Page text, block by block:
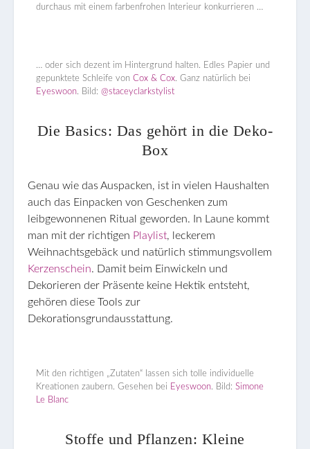
durchaus mit einem farbenfrohen Interieur konkurrieren …
… oder sich dezent im Hintergrund halten. Edles Papier und
gepunktete Schleife von Cox & Cox. Ganz natürlich bei
Eyeswoon. Bild: @staceyclarkstylist
Die Basics: Das gehört in die Deko-
Box
Genau wie das Auspacken, ist in vielen Haushalten
auch das Einpacken von Geschenken zum
leibgewonnenen Ritual geworden. In Laune kommt
man mit der richtigen Playlist, leckerem
Weihnachtsgebäck und natürlich stimmungsvollem
Kerzenschein. Damit beim Einwickeln und
Dekorieren der Präsente keine Hektik entsteht,
gehören diese Tools zur
Dekorationsgrundausstattung.
Mit den richtigen „Zutaten“ lassen sich tolle individuelle
Kreationen zaubern. Gesehen bei Eyeswoon. Bild: Simone
Le Blanc
Stoffe und Pflanzen: Kleine